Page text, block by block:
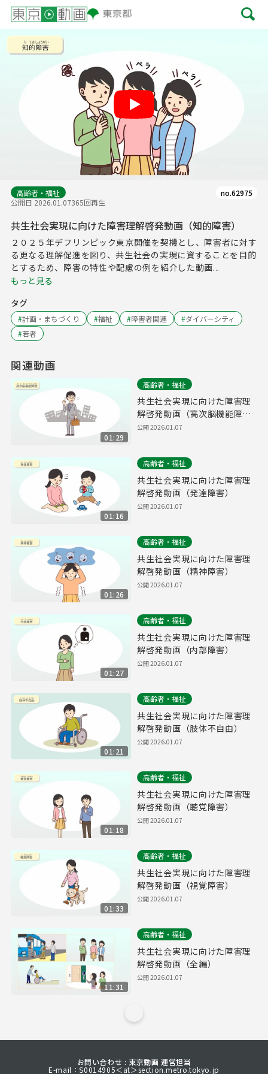
高齢者・福祉
公開日 2026.01.07365回再生
no.62975
共生社会実現に向けた障害理解啓発動画（知的障害）
２０２５年デフリンピック東京開催を契機とし、障害者に対す
る更なる理解促進を図り、共生社会の実現に資することを目的
とするため、障害の特性や配慮の例を紹介した動画...
もっと見る
タグ
#計画・まちづくり #福祉 #障害者関連 #ダイバーシティ
#若者
関連動画
01:29
高齢者・福祉
共生社会実現に向けた障害理
解啓発動画（高次脳機能障
害）
公開2026.01.07
01:16
高齢者・福祉
共生社会実現に向けた障害理
解啓発動画（発達障害）
公開2026.01.07
01:26
高齢者・福祉
共生社会実現に向けた障害理
解啓発動画（精神障害）
公開2026.01.07
01:27
高齢者・福祉
共生社会実現に向けた障害理
解啓発動画（内部障害）
公開2026.01.07
01:21
高齢者・福祉
共生社会実現に向けた障害理
解啓発動画（肢体不自由）
公開2026.01.07
01:18
高齢者・福祉
共生社会実現に向けた障害理
解啓発動画（聴覚障害）
公開2026.01.07
01:33
高齢者・福祉
共生社会実現に向けた障害理
解啓発動画（視覚障害）
公開2026.01.07
11:31
高齢者・福祉
共生社会実現に向けた障害理
解啓発動画（全編）
公開2026.01.07
お問い合わせ : 東京動画 運営担当
E-mail：S0014905＜at＞section.metro.tokyo.jp